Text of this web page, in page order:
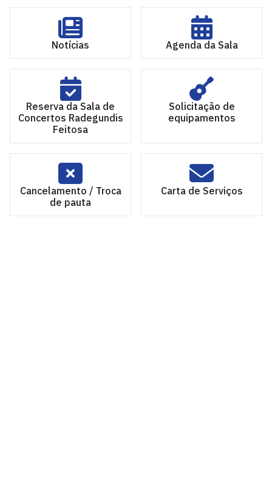
Notícias Agenda da Sala
Reserva da Sala de
Concertos Radegundis
Feitosa
Solicitação de
equipamentos
Cancelamento / Troca
de pauta
Carta de Serviços